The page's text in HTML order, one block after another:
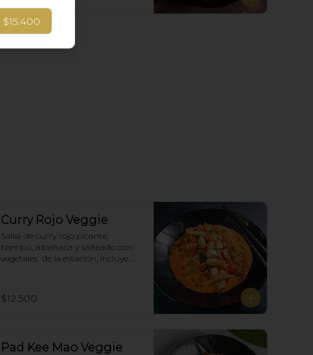
Curry Rojo Veggie
Salsa de curry rojo picante,
bambú, albahaca y salteado con
vegetales  de la estación, incluye
$12.500
Pad Kee Mao Veggie
$15.400